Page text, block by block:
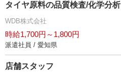
タイヤ原料の品質検査/化学分析
WDB株式会社
時給1,700円～1,800円
派遣社員 / 愛知県
店舗スタッフ